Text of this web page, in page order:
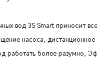
вод 3S Smart приносит
насоса,
работать более разумно,